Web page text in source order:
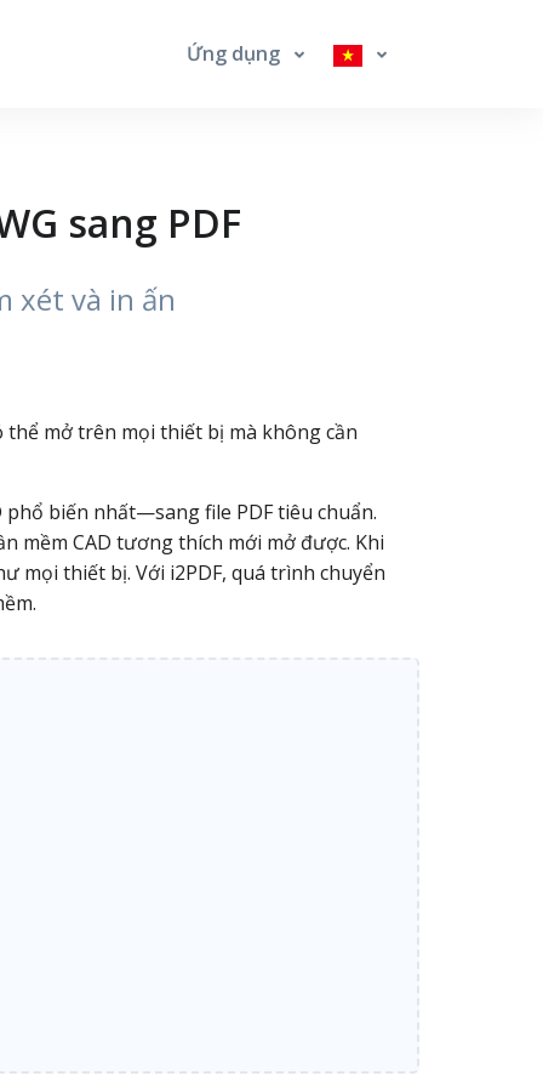
Ứng dụng
sang PDF
xét và in ấn
thể mở trên mọi thiết bị mà không cần
biến nhất—sang file PDF tiêu chuẩn.
mềm CAD tương thích mới mở được. Khi
mọi thiết bị. Với i2PDF, quá trình chuyển